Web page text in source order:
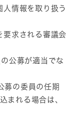
情報を取り扱う
求される審議会
公募が適当でな
の委員の任期
まれる場合は、